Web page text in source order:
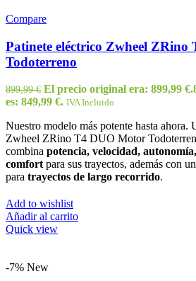
Compare
Patinete eléctrico Zwheel
Todoterreno
899,99€ El precio original era: 899,99 €.
es: 849,99 €. IVA Incluido
Nuestro modelo más potente hasta ahora.
Zwheel ZRino T4 DUO Motor
combina potencia, velocidad,
comfort para sus trayectos, además con
para trayectos de largo recorrido.
Add to wishlist
Añadir al carrito
Quick view
-7% New